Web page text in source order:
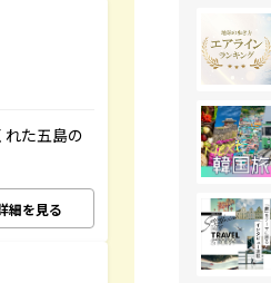
た五島の
細を見る